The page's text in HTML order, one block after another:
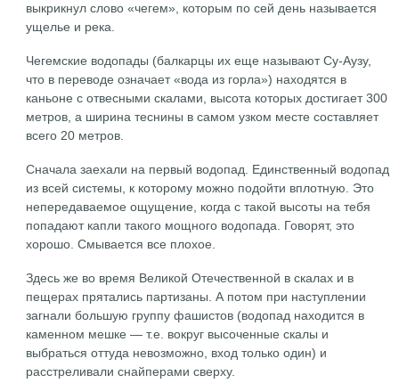
выкрикнул слово «чегем», которым по сей день называется
ущелье и река.
Чегемские водопады (балкарцы их еще называют Су-Аузу,
что в переводе означает «вода из горла») находятся в
каньоне с отвесными скалами, высота которых достигает 300
метров, а ширина теснины в самом узком месте составляет
всего 20 метров.
Сначала заехали на первый водопад. Единственный водопад
из всей системы, к которому можно подойти вплотную. Это
непередаваемое ощущение, когда с такой высоты на тебя
попадают капли такого мощного водопада. Говорят, это
хорошо. Смывается все плохое.
Здесь же во время Великой Отечественной в скалах и в
пещерах прятались партизаны. А потом при наступлении
загнали большую группу фашистов (водопад находится в
каменном мешке — т.е. вокруг высоченные скалы и
выбраться оттуда невозможно, вход только один) и
расстреливали снайперами сверху.